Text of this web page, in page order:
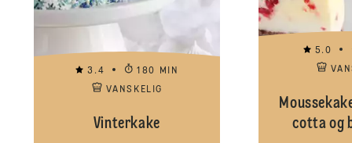
3.4
180 MIN
VANSKELIG
Vinterkake
5.0
cotta og